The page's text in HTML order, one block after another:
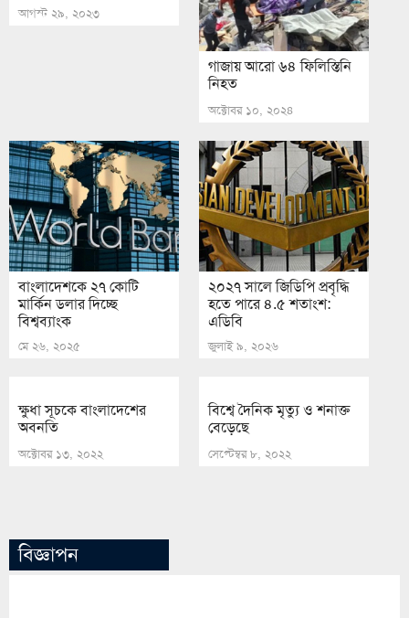
আগস্ট ২৯, ২০২৩
গাজায় আরো ৬৪ ফিলিস্তিনি
নিহত
অক্টোবর ১০, ২০২৪
বাংলাদেশকে ২৭ কোটি
মার্কিন ডলার দিচ্ছে
বিশ্বব্যাংক
মে ২৬, ২০২৫
২০২৭ সালে জিডিপি প্রবৃদ্ধি
হতে পারে ৪.৫ শতাংশ:
এডিবি
জুলাই ৯, ২০২৬
ক্ষুধা সূচকে বাংলাদেশের
অবনতি
অক্টোবর ১৩, ২০২২
বিশ্বে দৈনিক মৃত্যু ও শনাক্ত
বেড়েছে
সেপ্টেম্বর ৮, ২০২২
বিজ্ঞাপন